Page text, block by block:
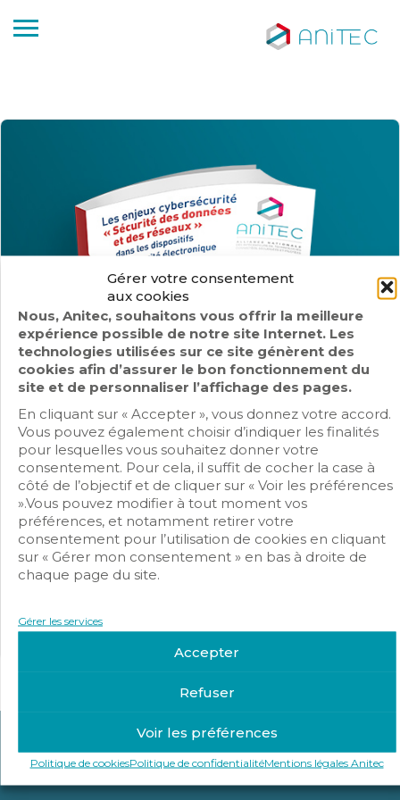
Gérer votre consentement
aux cookies
Nous, Anitec, souhaitons vous offrir la meilleure
expérience possible de notre site Internet. Les
technologies utilisées sur ce site génèrent des
cookies afin d’assurer le bon fonctionnement du
site et de personnaliser l’affichage des pages.
En cliquant sur « Accepter », vous donnez votre accord.
Vous pouvez également choisir d’indiquer les finalités
pour lesquelles vous souhaitez donner votre
consentement. Pour cela, il suffit de cocher la case à
côté de l’objectif et de cliquer sur « Voir les préférences
».Vous pouvez modifier à tout moment vos
préférences, et notamment retirer votre
consentement pour l’utilisation de cookies en cliquant
sur « Gérer mon consentement » en bas à droite de
chaque page du site.
Gérer les services
Accepter
Refuser
Voir les préférences
Politique de cookiesPolitique de confidentialitéMentions légales Anitec
Non classé
Karine Clement 26 mars 2019